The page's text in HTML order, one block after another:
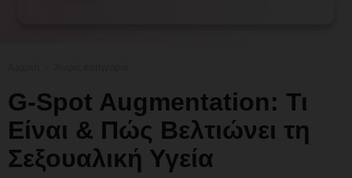
G-Spot Augmentation: Τι
Είναι & Πώς Βελτιώνει τη
Σεξουαλική Υγεία